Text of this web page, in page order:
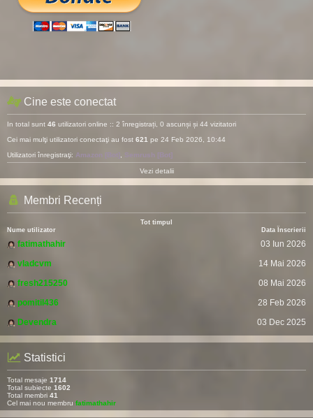
Cine este conectat
In total sunt 46 utilizatori online :: 2 înregistrați, 0 ascunși și 44 vizitatori
Cei mai mulţi utilizatori conectaţi au fost 621 pe 24 Feb 2026, 10:44
Utilizatori înregistraţi: Amazon [Bot] Semrush [Bot]
Vezi detalii
Membri Recenți
Tot timpul
Nume utilizator
Data Înscrierii
fatimathahir
03 Iun 2026
vladcvm
14 Mai 2026
fresh215250
08 Mai 2026
pomitil436
28 Feb 2026
Devendra
03 Dec 2025
Statistici
Total mesaje 1714
Total subiecte 1602
Total membri 41
Cel mai nou membru fatimathahir